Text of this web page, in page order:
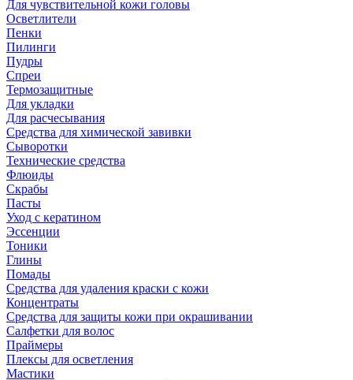
Для чувствительной кожи головы
Осветлители
Пенки
Пилинги
Пудры
Спреи
Термозащитные
Для укладки
Для расчесывания
Средства для химической завивки
Сыворотки
Технические средства
Флюиды
Скрабы
Пасты
Уход с кератином
Эссенции
Тоники
Глины
Помады
Средства для удаления краски с кожи
Концентраты
Средства для защиты кожи при окрашивании
Салфетки для волос
Праймеры
Плексы для осветления
Мастики